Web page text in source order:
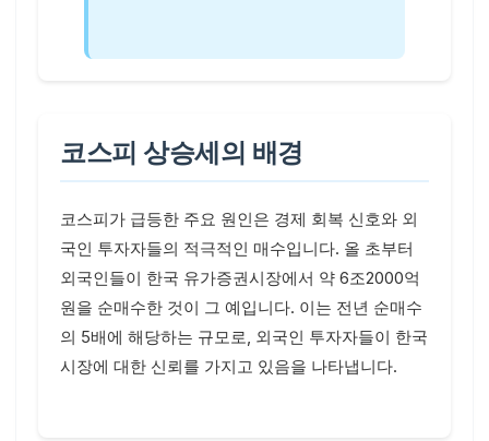
코스피 상승세의 배경
코스피가 급등한 주요 원인은 경제 회복 신호와 외
국인 투자자들의 적극적인 매수입니다. 올 초부터
외국인들이 한국 유가증권시장에서 약 6조2000억
원을 순매수한 것이 그 예입니다. 이는 전년 순매수
의 5배에 해당하는 규모로, 외국인 투자자들이 한국
시장에 대한 신뢰를 가지고 있음을 나타냅니다.